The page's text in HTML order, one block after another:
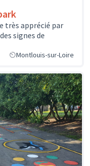
très apprécié par
signes de
Montlouis-sur-Loire